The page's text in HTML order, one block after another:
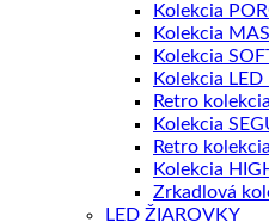
Kolekcia
Kolekcia
Kolekcia
Kolekcia LED
Retro
Kolekcia
Retro
Kolekcia
Zrkadlová
LED ŽIAROVKY